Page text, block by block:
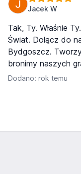
Jacek W
Tak, Ty. Właśnie
Świat. Dołącz do
Bydgoszcz.
bronimy naszych
Dodano: rok temu